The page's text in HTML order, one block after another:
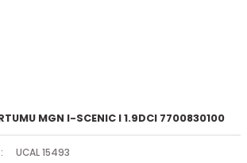
MGN I-SCENIC I 1.9DCI 7700830100
UCAL 15493